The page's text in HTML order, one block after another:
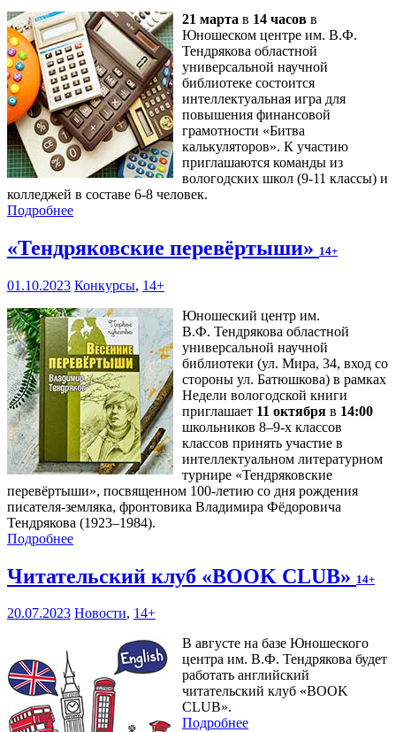
21 марта в 14 часов в
Юношеском центре им. В.Ф.
Тендрякова областной
универсальной научной
библиотеке состоится
интеллектуальная игра для
повышения финансовой
грамотности «Битва
калькуляторов». К участию
приглашаются команды из
вологодских школ (9-11 классы) и
колледжей в составе 6-8 человек.
Подробнее
«Тендряковские перевёртыши» 14+
01.10.2023 Конкурсы, 14+
Юношеский центр им.
В.Ф. Тендрякова областной
универсальной научной
библиотеки (ул. Мира, 34, вход со
стороны ул. Батюшкова) в рамках
Недели вологодской книги
приглашает 11 октября в 14:00
школьников 8–9-х классов
классов принять участие в
интеллектуальном литературном
турнире «Тендряковские
перевёртыши», посвященном 100-летию со дня рождения
писателя-земляка, фронтовика Владимира Фёдоровича
Тендрякова (1923–1984).
Подробнее
Читательский клуб «BOOK CLUB» 14+
20.07.2023 Новости, 14+
В августе на базе Юношеского
центра им. В.Ф. Тендрякова будет
работать английский
читательский клуб «BOOK
CLUB».
Подробнее